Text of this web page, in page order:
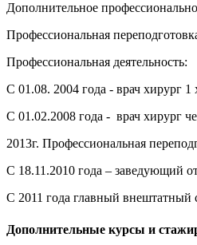
Дополнительное
Профессиональная
Профессиональная деятельность:
С 01.08. 2004 года - врач
С 01.02.2008 года - врач хирург
2013г. Профессиональная
С 18.11.2010 года – заведующий
С 2011 года главный внештатный
Дополнительные курсы и